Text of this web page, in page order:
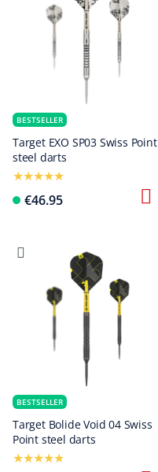
BESTSELLER
Target EXO SP03 Swiss Point
steel darts
€46.95
BESTSELLER
Target Bolide Void 04 Swiss
Point steel darts